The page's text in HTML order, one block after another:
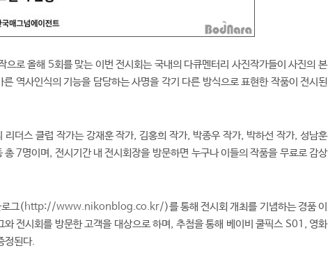
으로 올해 5회를 맞는 이번 전시회는 국내의 다큐멘터리 사진작가들이 사진의 본
역사인식의 기능을 담당하는 사명을 각기 다른 방식으로 표현한 작품이 전시된
리더스 클럽 작가는 강재훈 작가, 김홍희 작가, 박종우 작가, 박하선 작가, 성남훈
총 7명이며, 전시기간 내 전시회장을 방문하면 누구나 이들의 작품을 무료로 감상
로그(http://www.nikonblog.co.kr/)를 통해 전시회 개최를 기념하는 경품 이
와 전시회를 방문한 고객을 대상으로 하며, 추첨을 통해 베이비 쿨픽스 S01, 영화
정된다.